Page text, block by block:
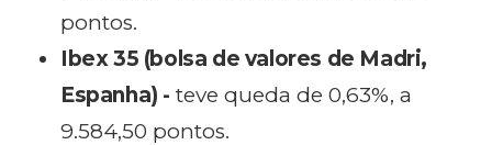
pontos.
Ibex 35 (bolsa de valores de Madri,
Espanha) - teve queda de 0,63%, a
9.584,50 pontos.